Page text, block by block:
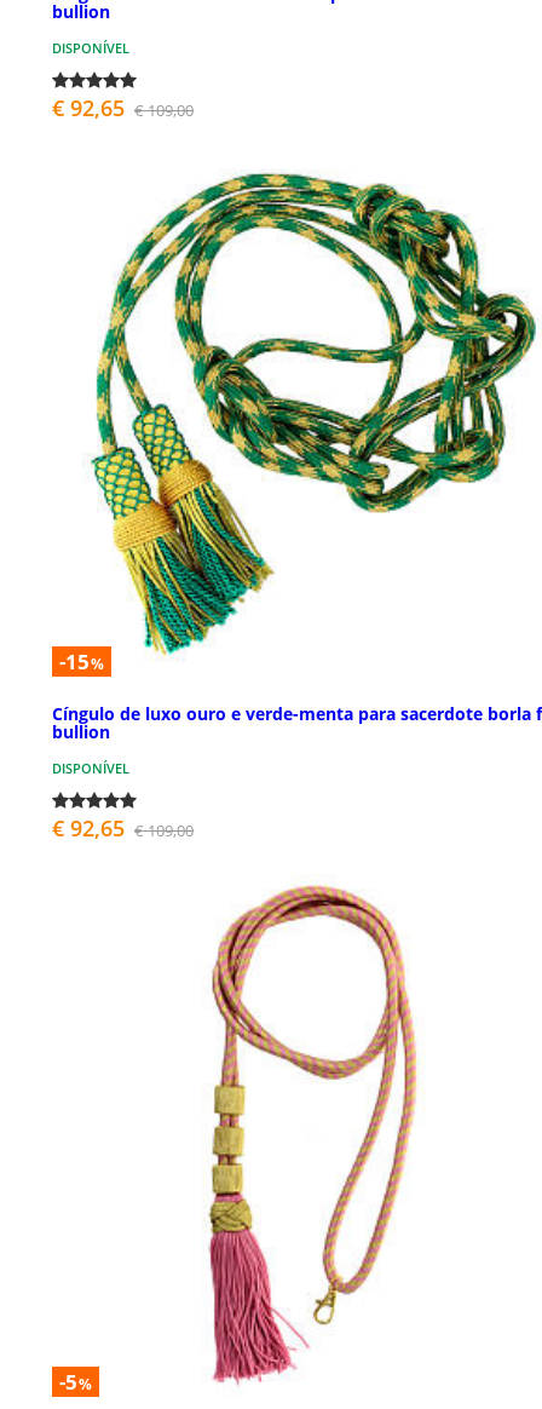
bullion
DISPONÍVEL
€ 92,65 € 109,00
-15%
Cíngulo de luxo ouro e verde-menta para sacerdote borla
bullion
DISPONÍVEL
€ 92,65 € 109,00
-5%